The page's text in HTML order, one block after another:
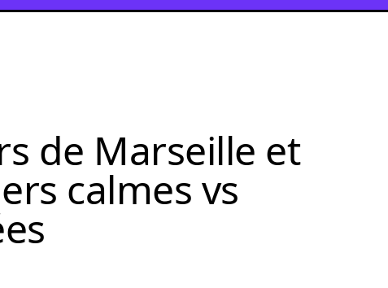
de Marseille et
calmes vs